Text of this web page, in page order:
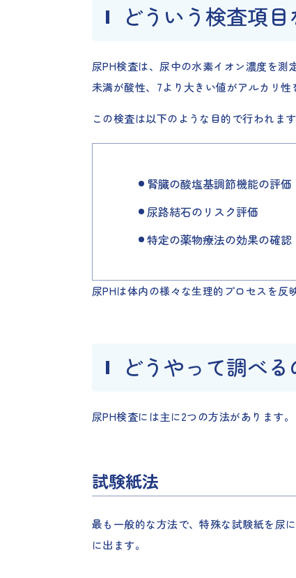
どういう検査項目
尿PH検査は、尿中の水素イオン濃度を
未満が酸性、7より大きい値がアルカリ性
この検査は以下のような目的で行われます
腎臓の酸塩基調節機能の評価
尿路結石のリスク評価
特定の薬物療法の効果の確
尿PHは体内の様々な生理的プロセスを反
どうやって調べる
尿PH検査には主に2つの方法があります。
試験紙法
最も一般的な方法で、特殊な試験紙を尿
に出ます。